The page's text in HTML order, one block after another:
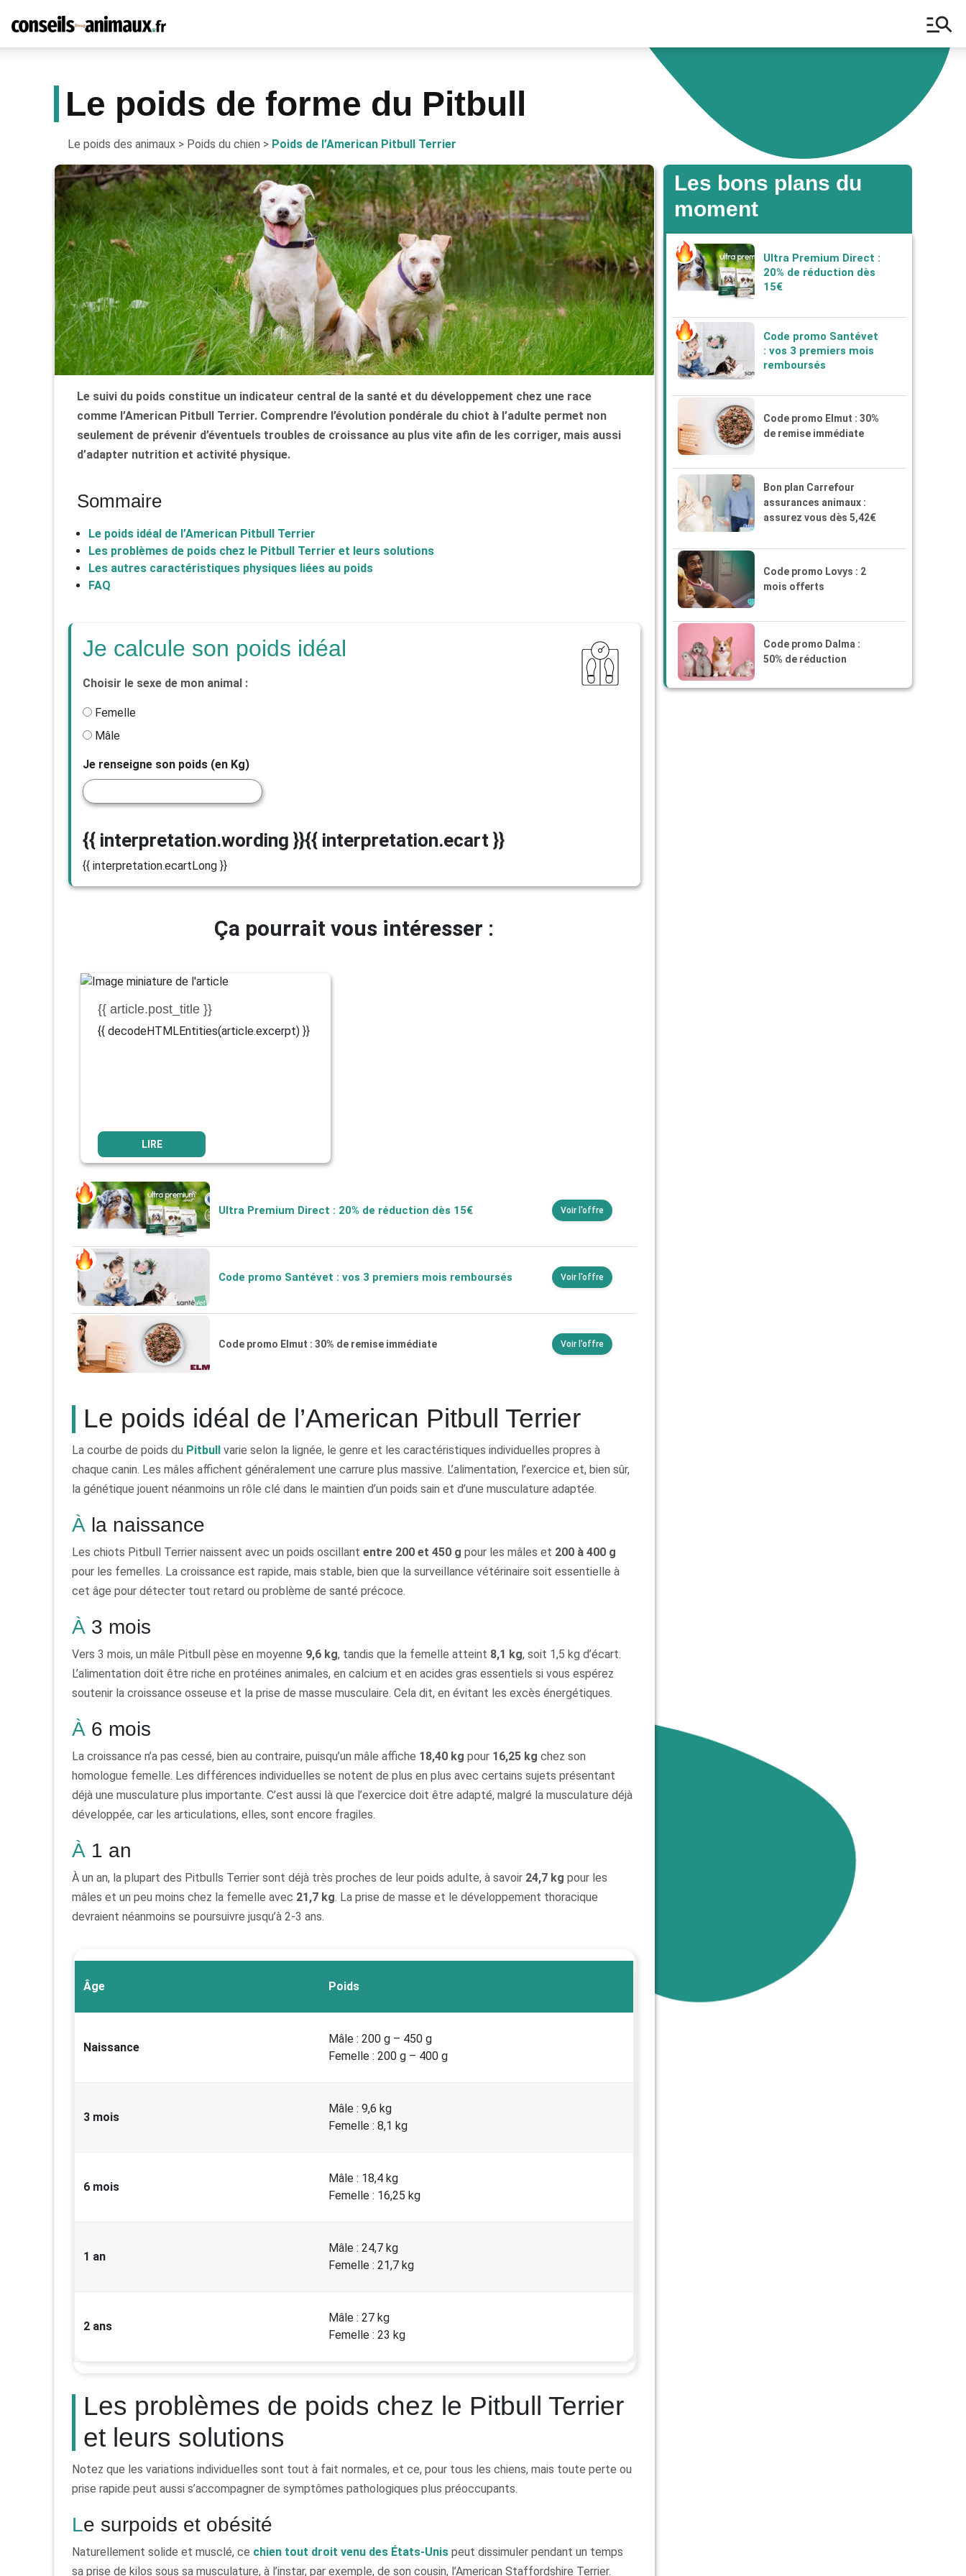
manage_search
Le poids de forme du Pitbull
Le poids des animaux > Poids du chien > Poids de l’American Pitbull Terrier
Le suivi du poids constitue un indicateur central de la santé et du développement chez une race
comme l’American Pitbull Terrier. Comprendre l’évolution pondérale du chiot à l’adulte permet non
seulement de prévenir d’éventuels troubles de croissance au plus vite afin de les corriger, mais aussi
d’adapter nutrition et activité physique.
Sommaire
Le poids idéal de l’American Pitbull Terrier
Les problèmes de poids chez le Pitbull Terrier et leurs solutions
Les autres caractéristiques physiques liées au poids
FAQ
Je calcule son poids idéal
Choisir le sexe de mon animal :
Femelle
Mâle
Je renseigne son poids (en Kg)
{{ interpretation.wording }}{{ interpretation.ecart }}
{{ interpretation.ecartLong }}
Ça pourrait vous intéresser :
{{ article.post_title }}
{{ decodeHTMLEntities(article.excerpt) }}
LIRE
Ultra Premium Direct : 20% de réduction dès 15€ Voir l'offre
Code promo Santévet : vos 3 premiers mois remboursés Voir l'offre
Code promo Elmut : 30% de remise immédiate Voir l'offre
Le poids idéal de l’American Pitbull Terrier
La courbe de poids du Pitbull
varie selon la lignée, le genre et les caractéristiques individuelles propres à
chaque canin. Les mâles affichent généralement une carrure plus massive. L’alimentation, l’exercice et, bien sûr,
la génétique jouent néanmoins un rôle clé dans le maintien d’un poids sain et d’une musculature adaptée.
À la naissance
Les chiots Pitbull Terrier naissent avec un poids oscillant entre 200 et 450 g pour les mâles et 200 à 400 g
pour les femelles. La croissance est rapide, mais stable, bien que la surveillance vétérinaire soit essentielle à
cet âge pour détecter tout retard ou problème de santé précoce.
À 3 mois
Vers 3 mois, un mâle Pitbull pèse en moyenne 9,6 kg, tandis que la femelle atteint 8,1 kg, soit 1,5 kg d’écart.
L’alimentation doit être riche en protéines animales, en calcium et en acides gras essentiels si vous espérez
soutenir la croissance osseuse et la prise de masse musculaire. Cela dit, en évitant les excès énergétiques.
À 6 mois
La croissance n’a pas cessé, bien au contraire, puisqu’un mâle affiche 18,40 kg pour 16,25 kg chez son
homologue femelle. Les différences individuelles se notent de plus en plus avec certains sujets présentant
déjà une musculature plus importante. C’est aussi là que l’exercice doit être adapté, malgré la musculature déjà
développée, car les articulations, elles, sont encore fragiles.
À 1 an
À un an, la plupart des Pitbulls Terrier sont déjà très proches de leur poids adulte, à savoir 24,7 kg pour les
mâles et un peu moins chez la femelle avec 21,7 kg. La prise de masse et le développement thoracique
devraient néanmoins se poursuivre jusqu’à 2-3 ans.
Âge Poids
Naissance
Mâle : 200 g – 450 g
Femelle : 200 g – 400 g
3 mois
Mâle : 9,6 kg
Femelle : 8,1 kg
6 mois
Mâle : 18,4 kg
Femelle : 16,25 kg
1 an
Mâle : 24,7 kg
Femelle : 21,7 kg
2 ans
Mâle : 27 kg
Femelle : 23 kg
Les problèmes de poids chez le Pitbull Terrier
et leurs solutions
Notez que les variations individuelles sont tout à fait normales, et ce, pour tous les chiens, mais toute perte ou
prise rapide peut aussi s’accompagner de symptômes pathologiques plus préoccupants.
Le surpoids et obésité
Naturellement solide et musclé, ce chien tout droit venu des États-Unis peut dissimuler pendant un temps
sa prise de kilos sous sa musculature, à l’instar, par exemple, de son cousin, l’American Staffordshire Terrier.
Les bons plans du
moment
Ultra Premium Direct :
20% de réduction dès
15€
Code promo Santévet
: vos 3 premiers mois
remboursés
Code promo Elmut : 30%
de remise immédiate
Bon plan Carrefour
assurances animaux :
assurez vous dès 5,42€
Code promo Lovys : 2
mois offerts
Code promo Dalma :
50% de réduction